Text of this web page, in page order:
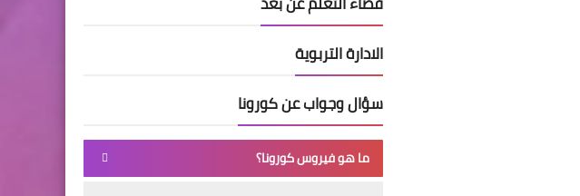
الادارة التربوية
سؤال وجواب عن كورونا
ما هو فيروس كورونا؟